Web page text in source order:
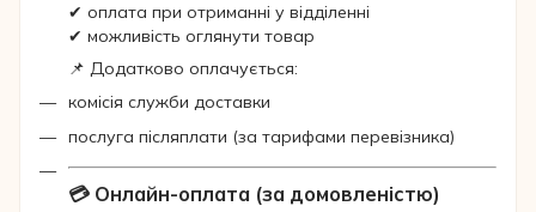
✔ оплата при отриманні у відділенні
✔ можливість оглянути товар
📌 Додатково оплачується:
комісія служби доставки
послуга післяплати (за тарифами перевізника)
💳 Онлайн-оплата (за домовленістю)